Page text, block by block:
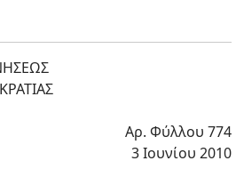
Αρ. Φύλλου 774
3 Ιουνίου 2010